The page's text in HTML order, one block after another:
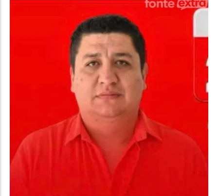
Santa Helena e Região
Saúde e Bem-Estar